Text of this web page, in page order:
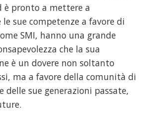
è pronto a mettere a
sue competenze a favore di
SMI, hanno una grande
che la sua
è un dovere non soltanto
ma a favore della comunità di
delle sue generazioni passate,